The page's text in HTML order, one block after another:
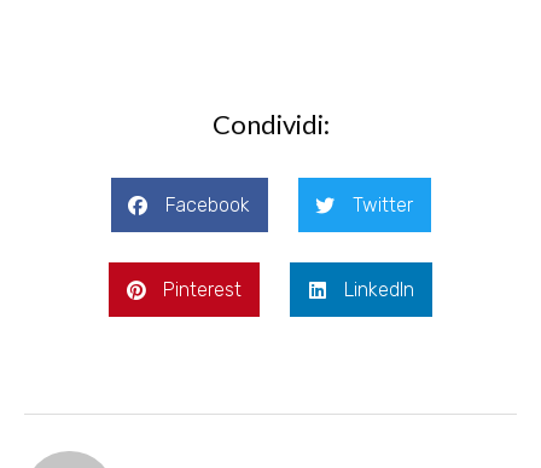
Condividi:
Facebook Twitter
Pinterest LinkedIn